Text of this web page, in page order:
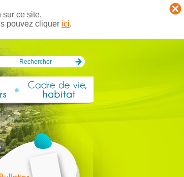
ce site,
pouvez cliquer ici.